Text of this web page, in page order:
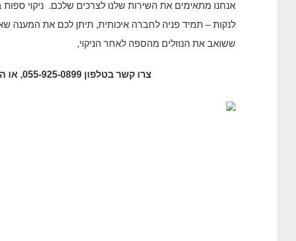
אנחנו מתאימים את השירות שלנו לצרכים שלכם. ניקוי
לנקות – תמיד פניה לחברה איכותית, תיתן לכם את
ששואב את הנוזלים מהספה לאחר הניקוי,
צרו קשר בטלפון 055-925-0899, או השאירו את פרטיכם בלשונית צור קשר באתר.